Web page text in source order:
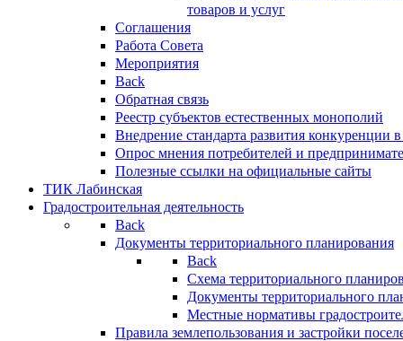
товаров и услуг
Соглашения
Работа Совета
Мероприятия
Back
Обратная связь
Реестр субъектов естественных монополий
Внедрение стандарта развития конкуренции
Опрос мнения потребителей и
Полезные ссылки на официальные сайты
ТИК Лабинская
Градостроительная деятельность
Back
Документы территориального планирования
Back
Схема территориального
Документы территориального
Местные нормативы
Правила землепользования и застройки